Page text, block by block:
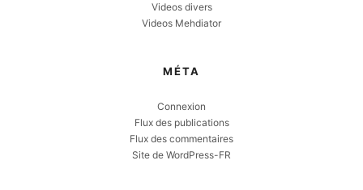
Videos divers
Videos Mehdiator
MÉTA
Connexion
Flux des publications
Flux des commentaires
Site de WordPress-FR